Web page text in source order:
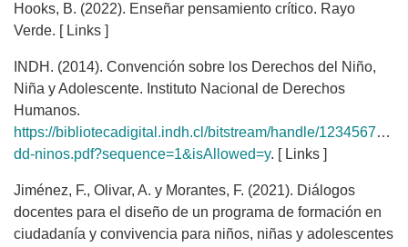
Hooks, B. (2022). Enseñar pensamiento crítico. Rayo
Verde. [ Links ]
INDH. (2014). Convención sobre los Derechos del Niño,
Niña y Adolescente. Instituto Nacional de Derechos
Humanos.
https://bibliotecadigital.indh.cl/bitstream/handle/123456789/
dd-ninos.pdf?sequence=1&isAllowed=y. [ Links ]
Jiménez, F., Olivar, A. y Morantes, F. (2021). Diálogos
docentes para el diseño de un programa de formación en
ciudadanía y convivencia para niños, niñas y adolescentes